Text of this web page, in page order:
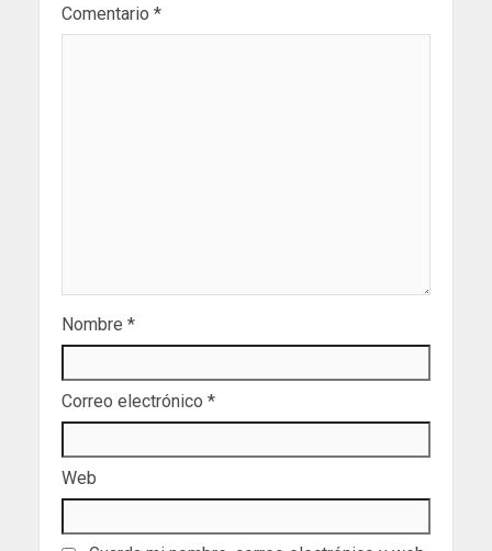
Comentario *
Nombre *
Correo electrónico *
Web